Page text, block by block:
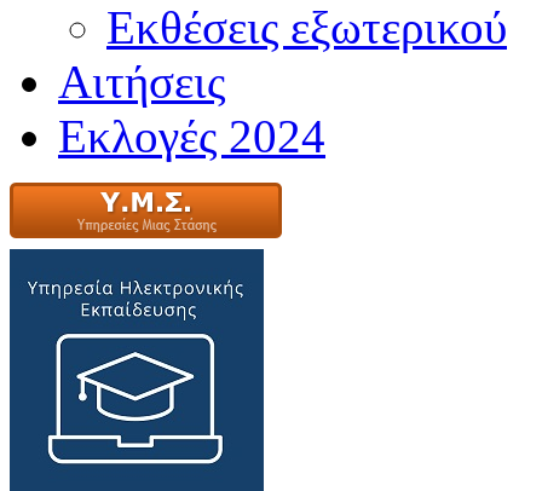
Εκθέσεις εξωτερικού
Αιτήσεις
Εκλογές 2024